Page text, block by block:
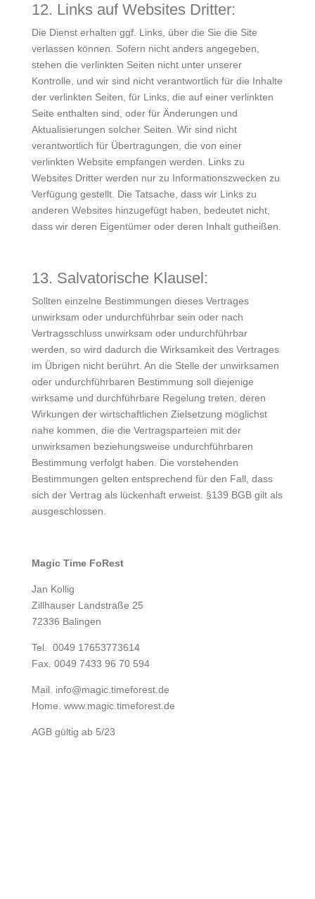
12. Links auf Websites Dritter:
Die Dienst erhalten ggf. Links, über die Sie die Site
verlassen können. Sofern nicht anders angegeben,
stehen die verlinkten Seiten nicht unter unserer
Kontrolle, und wir sind nicht verantwortlich für die Inhalte
der verlinkten Seiten, für Links, die auf einer verlinkten
Seite enthalten sind, oder für Änderungen und
Aktualisierungen solcher Seiten. Wir sind nicht
verantwortlich für Übertragungen, die von einer
verlinkten Website empfangen werden. Links zu
Websites Dritter werden nur zu Informationszwecken zu
Verfügung gestellt. Die Tatsache, dass wir Links zu
anderen Websites hinzugefügt haben, bedeutet nicht,
dass wir deren Eigentümer oder deren Inhalt gutheißen.
13. Salvatorische Klausel:
Sollten einzelne Bestimmungen dieses Vertrages
unwirksam oder undurchführbar sein oder nach
Vertragsschluss unwirksam oder undurchführbar
werden, so wird dadurch die Wirksamkeit des Vertrages
im Übrigen nicht berührt. An die Stelle der unwirksamen
oder undurchführbaren Bestimmung soll diejenige
wirksame und durchführbare Regelung treten, deren
Wirkungen der wirtschaftlichen Zielsetzung möglichst
nahe kommen, die die Vertragsparteien mit der
unwirksamen beziehungsweise undurchführbaren
Bestimmung verfolgt haben. Die vorstehenden
Bestimmungen gelten entsprechend für den Fall, dass
sich der Vertrag als lückenhaft erweist. §139 BGB gilt als
ausgeschlossen.
Magic Time FoRest
Jan Kollig
Zillhauser Landstraße 25
72336 Balingen
Tel.
0049 17653773614
Fax. 0049 7433 96 70 594
Mail. info@magic.timeforest.de
Home. www.magic.timeforest.de
AGB gültig ab 5/23